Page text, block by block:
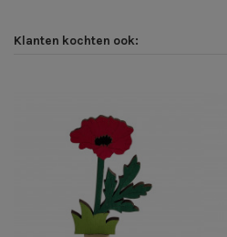
Klanten kochten ook: